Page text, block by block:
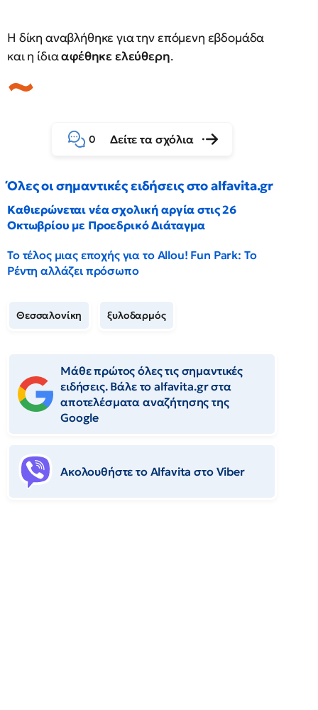
Η δίκη αναβλήθηκε για την επόμενη εβδομάδα
και η ίδιααφέθηκε ελεύθερη.
0 Δείτε τα σχόλια
Όλες οι σημαντικές ειδήσεις στο alfavita.gr
Καθιερώνεται νέα σχολική αργία στις 26
Οκτωβρίου με Προεδρικό Διάταγμα
Το τέλος μιας εποχής για το Allou! Fun Park: Το
Ρέντη αλλάζει πρόσωπο
Θεσσαλονίκη ξυλοδαρμός
Μάθε πρώτος όλες τις σημαντικές
ειδήσεις. Βάλε το alfavita.gr στα
αποτελέσματα αναζήτησης της
Google
Ακολουθήστε το Αlfavita στο Viber